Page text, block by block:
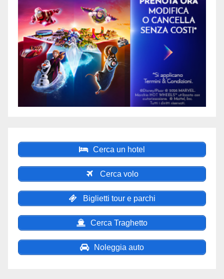
Cerca un hotel
Cerca volo
Biglietti tour e parchi
Cerca Traghetto
Noleggia auto